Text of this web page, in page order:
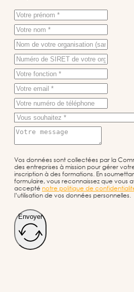
Vos données sont collectées par la
des entreprises à mission pour gérer
inscription à des formations. En
formulaire, vous reconnaissez que vous
accepté notre politique de
l’utilisation de vos données personnelles.
Envoyer